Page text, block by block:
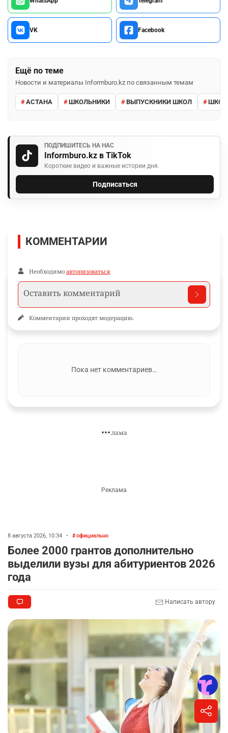
VK Facebook
Ещё по теме
Новости и материалы Informburo.kz по связанным темам
АСТАНА ШКОЛЬНИКИ ВЫПУСКНИКИ ШКОЛ
ПОДПИШИТЕСЬ НА НАС
Informburo.kz в TikTok
Короткие видео и важные истории дня.
Подписаться
КОММЕНТАРИИ
Необходимо авторизоваться
Комментарии проходят модерацию.
Пока нет комментариев…
Более 2000 грантов дополнительно
выделили вузы для абитуриентов 2026
года